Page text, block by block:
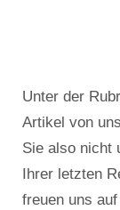
Unter der
Artikel von
Sie also nicht
Ihrer letzten
freuen uns